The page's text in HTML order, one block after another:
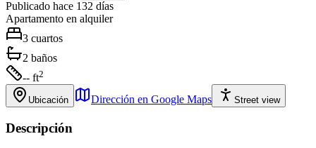
Publicado hace 132 días
Apartamento en alquiler
3 cuartos
2 baños
-- ft2
Ubicación Dirección en Google Maps Street view
Descripción